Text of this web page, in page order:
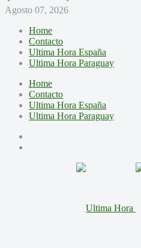
Agosto 07, 2026
Home
Contacto
Ultima Hora España
Ultima Hora Paraguay
Home
Contacto
Ultima Hora España
Ultima Hora Paraguay